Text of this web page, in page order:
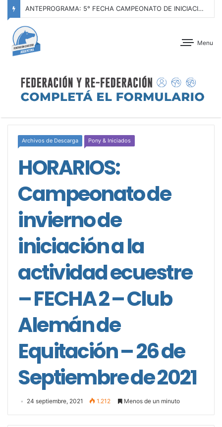
ANTEPROGRAMA: 5° FECHA CAMPEONATO DE INICIACIÓN A LA ACTIVIDAD ECUESTRE ZONA METROPOLITANA SUR – CLUB HÍPICO LA PLATA – 23 DE AGOSTO 2026
Menu
Archivos de Descarga Pony & Iniciados
HORARIOS:
Campeonato de
invierno de
iniciación a la
actividad ecuestre
– FECHA 2 – Club
Alemán de
Equitación – 26 de
Septiembre de 2021
24 septiembre, 2021 1.212 Menos de un minuto